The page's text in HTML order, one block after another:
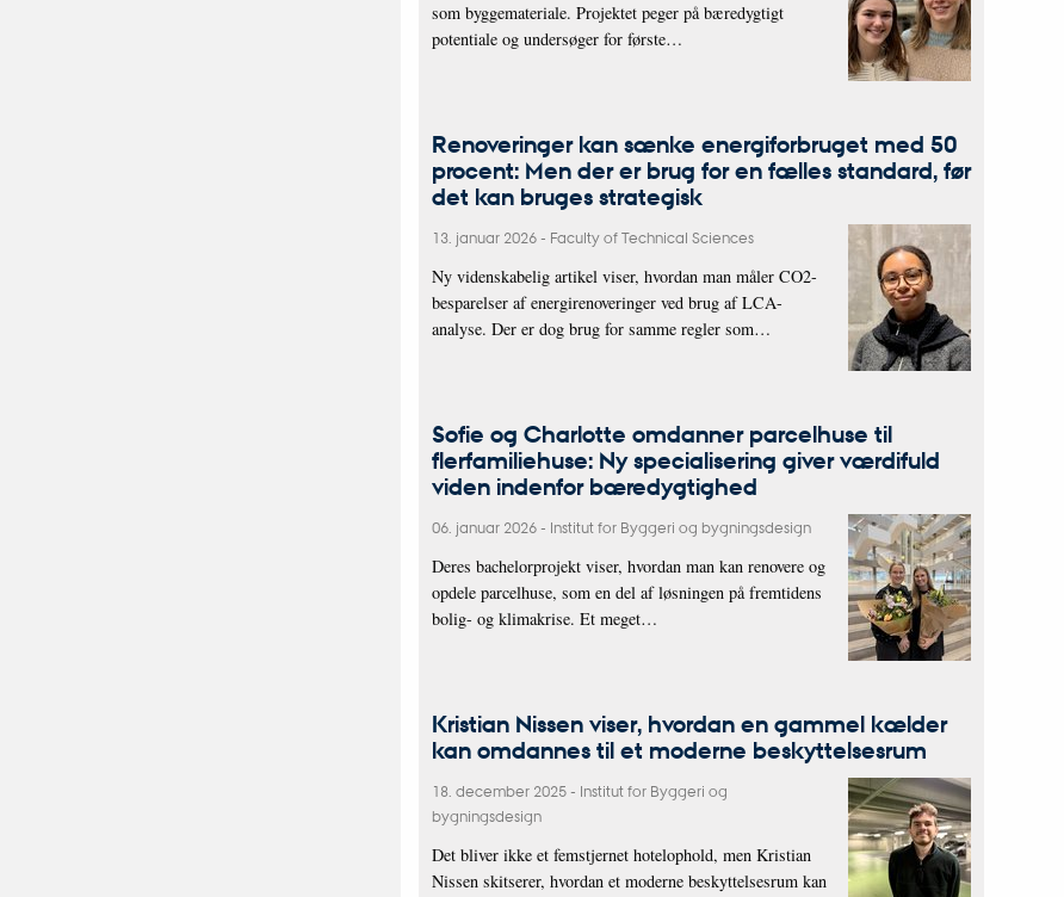
som byggemateriale. Projektet peger på bæredygtigt
potentiale og undersøger for første…
Renoveringer kan sænke energiforbruget med 50
procent: Men der er brug for en fælles standard, før
det kan bruges strategisk
13. januar 2026- Faculty of Technical Sciences
Ny videnskabelig artikel viser, hvordan man måler CO2-
besparelser af energirenoveringer ved brug af LCA-
analyse. Der er dog brug for samme regler som…
Sofie og Charlotte omdanner parcelhuse til
flerfamiliehuse: Ny specialisering giver værdifuld
viden indenfor bæredygtighed
06. januar 2026- Institut for Byggeri og bygningsdesign
Deres bachelorprojekt viser, hvordan man kan renovere og
opdele parcelhuse, som en del af løsningen på fremtidens
bolig- og klimakrise. Et meget…
Kristian Nissen viser, hvordan en gammel kælder
kan omdannes til et moderne beskyttelsesrum
18. december 2025- Institut for Byggeri og
bygningsdesign
Det bliver ikke et femstjernet hotelophold, men Kristian
Nissen skitserer, hvordan et moderne beskyttelsesrum kan